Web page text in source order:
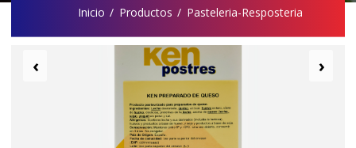
Inicio Productos Pasteleria-Resposteria
‹ ›